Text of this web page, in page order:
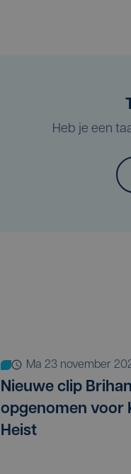
Heb je een
ma 23 november
Nieuwe clip
opgenomen voor
Heist